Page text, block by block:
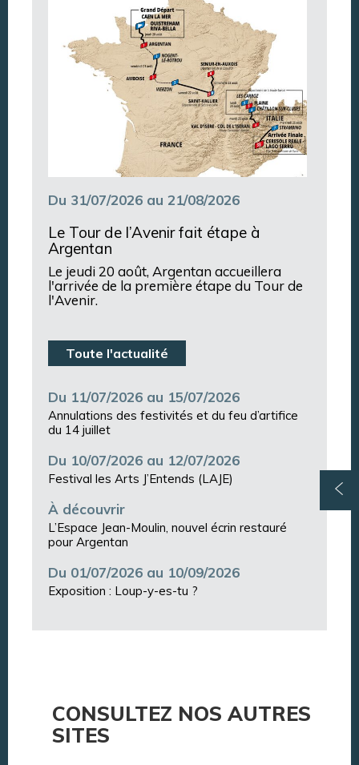
Du 31/07/2026 au 21/08/2026
Le Tour de l’Avenir fait étape à
Argentan
Le jeudi 20 août, Argentan accueillera
l'arrivée de la première étape du Tour de
l'Avenir.
Toute l'actualité
Du 11/07/2026 au 15/07/2026
Annulations des festivités et du feu d’artifice
du 14 juillet
Du 10/07/2026 au 12/07/2026
Festival les Arts J’Entends (LAJE)
À découvrir
L’Espace Jean-Moulin, nouvel écrin restauré
pour Argentan
Du 01/07/2026 au 10/09/2026
Exposition : Loup-y-es-tu ?
CONSULTEZ NOS AUTRES
SITES